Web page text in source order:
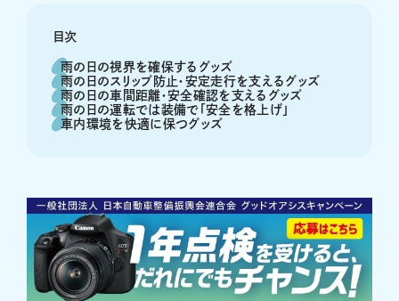
目次
雨の日の視界を確保するグッズ
雨の日のスリップ防止・安定走行を支えるグッズ
雨の日の車間距離・安全確認を支えるグッズ
雨の日の運転では装備で「安全を格上げ」
車内環境を快適に保つグッズ